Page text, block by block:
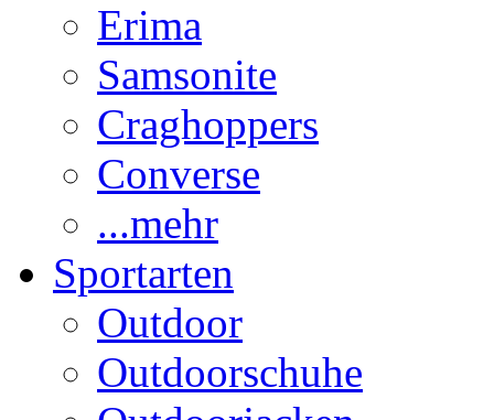
Erima
Samsonite
Craghoppers
Converse
...mehr
Sportarten
Outdoor
Outdoorschuhe